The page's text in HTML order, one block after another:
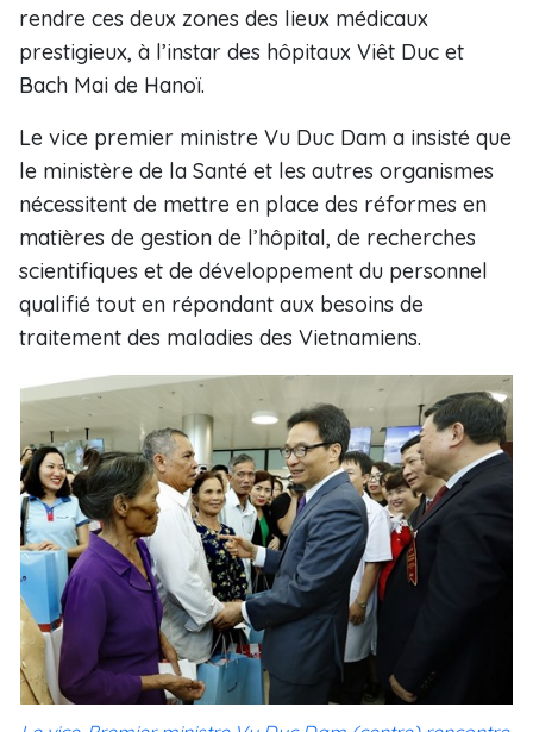
rendre ces deux zones des lieux médicaux
prestigieux, à l’instar des hôpitaux Viêt Duc et
Bach Mai de Hanoï.
Le vice premier ministre Vu Duc Dam a insisté que
le ministère de la Santé et les autres organismes
nécessitent de mettre en place des réformes en
matières de gestion de l’hôpital, de recherches
scientifiques et de développement du personnel
qualifié tout en répondant aux besoins de
traitement des maladies des Vietnamiens.